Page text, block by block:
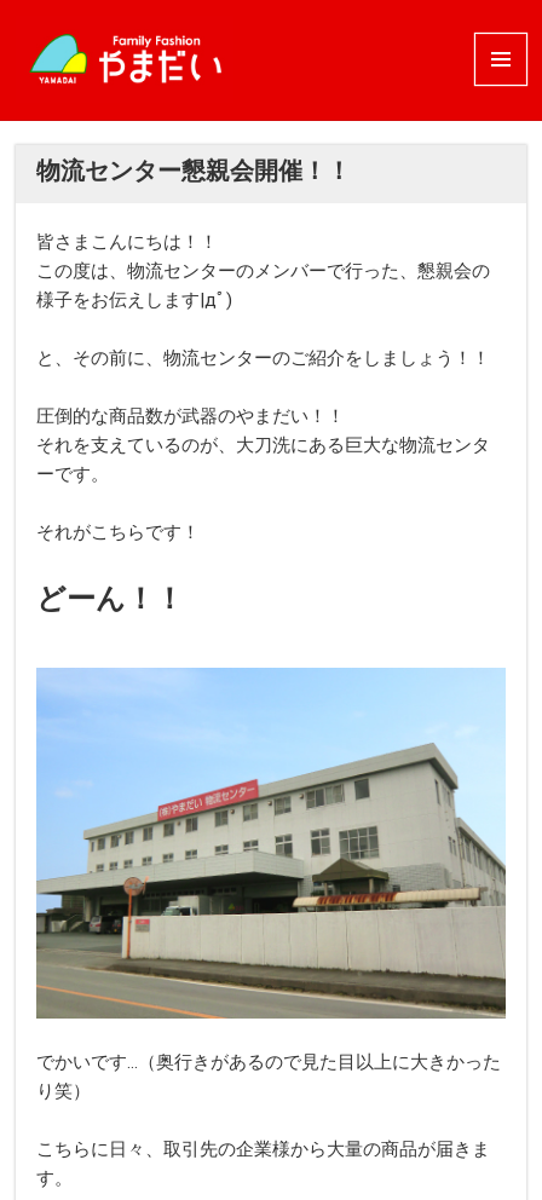
メニュ
ーとウ
物流センター懇親会開催！！
皆さまこんにちは！！
この度は、物流センターのメンバーで行った、懇親会の
様子をお伝えします|дﾟ)
と、その前に、物流センターのご紹介をしましょう！！
圧倒的な商品数が武器のやまだい！！
それを支えているのが、大刀洗にある巨大な物流センタ
ーです。
それがこちらです！
どーん！！
でかいです…（奥行きがあるので見た目以上に大きかった
り笑）
こちらに日々、取引先の企業様から大量の商品が届きま
す。